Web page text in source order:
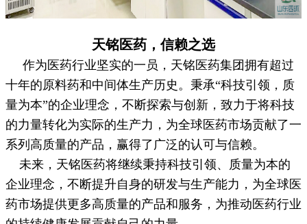
天铭医药，信赖之选
作为医药行业坚实的一员，天铭医药集团拥有超过
十年的原料药和中间体生产历史。秉承“科技引领，质
量为本”的企业理念，不断探索与创新，致力于将科技
的力量转化为实际的生产力，为全球医药市场贡献了一
系列高质量的产品，赢得了广泛的认可与信赖。
未来，天铭医药将继续秉持科技引领、质量为本的
企业理念，不断提升自身的研发与生产能力，为全球医
药市场提供更多高质量的产品和服务，为推动医药行业